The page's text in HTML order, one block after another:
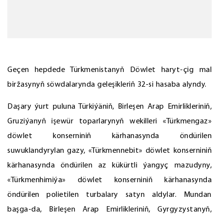
Geçen hepdede Türkmenistanyň Döwlet haryt-çig mal
biržasynyň söwdalarynda geleşikleriň 32-si hasaba alyndy.
Daşary ýurt puluna Türkiýäniň, Birleşen Arap Emirlikleriniň,
Gruziýanyň işewür toparlarynyň wekilleri «Türkmengaz»
döwlet konserniniň kärhanasynda öndürilen
suwuklandyrylan gazy, «Türkmennebit» döwlet konserniniň
kärhanasynda öndürilen az kükürtli ýangyç mazudyny,
«Türkmenhimiýa» döwlet konserniniň kärhanasynda
öndürilen polietilen turbalary satyn aldylar. Mundan
başga-da, Birleşen Arap Emirlikleriniň, Gyrgyzystanyň,